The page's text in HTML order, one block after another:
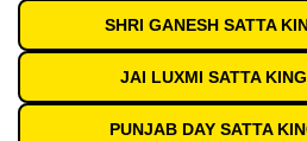
SHRI GANESH SATTA
JAI LUXMI SATTA
PUNJAB DAY SATTA